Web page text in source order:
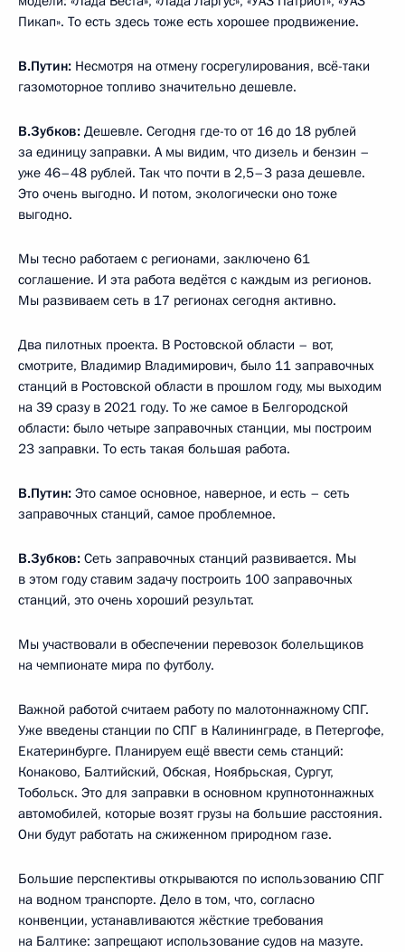
Пикап». То есть здесь тоже есть хорошее продвижение.
В.Путин: Несмотря на отмену госрегулирования, всё-таки
газомоторное топливо значительно дешевле.
В.Зубков: Дешевле. Сегодня где-то от 16 до 18 рублей
за единицу заправки. А мы видим, что дизель и бензин –
уже 46–48 рублей. Так что почти в 2,5–3 раза дешевле.
Это очень выгодно. И потом, экологически оно тоже
выгодно.
Мы тесно работаем с регионами, заключено 61
соглашение. И эта работа ведётся с каждым из регионов.
Мы развиваем сеть в 17 регионах сегодня активно.
Два пилотных проекта. В Ростовской области – вот,
смотрите, Владимир Владимирович, было 11 заправочных
станций в Ростовской области в прошлом году, мы выходим
на 39 сразу в 2021 году. То же самое в Белгородской
области: было четыре заправочных станции, мы построим
23 заправки. То есть такая большая работа.
В.Путин: Это самое основное, наверное, и есть – сеть
заправочных станций, самое проблемное.
В.Зубков: Сеть заправочных станций развивается. Мы
в этом году ставим задачу построить 100 заправочных
станций, это очень хороший результат.
Мы участвовали в обеспечении перевозок болельщиков
на чемпионате мира по футболу.
Важной работой считаем работу по малотоннажному СПГ.
Уже введены станции по СПГ в Калининграде, в Петергофе,
Екатеринбурге. Планируем ещё ввести семь станций:
Конаково, Балтийский, Обская, Ноябрьская, Сургут,
Тобольск. Это для заправки в основном крупнотоннажных
автомобилей, которые возят грузы на большие расстояния.
Они будут работать на сжиженном природном газе.
Большие перспективы открываются по использованию СПГ
на водном транспорте. Дело в том, что, согласно
конвенции, устанавливаются жёсткие требования
на Балтике: запрещают использование судов на мазуте.